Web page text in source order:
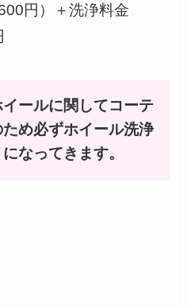
円）＋洗浄料金
ールに関してコーテ
ため必ずホイール洗浄
なってきます。